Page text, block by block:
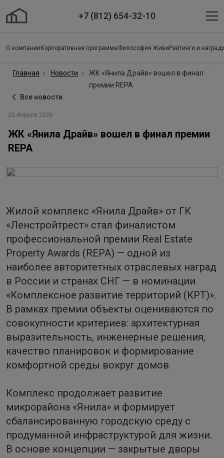
+7 (812) 654-32-10
О компании Корпоративная программаФилософия Живи Рейтинги и
Главная Новости
ЖК «Янила Драйв» вошел в финал
премии REPA
Все новости
20 Апреля 2026
ЖК «Янила Драйв» вошел в финал премии
REPA
Жилой комплекс «Янила Драйв» от ГК
«Ленстройтрест» стал финалистом
профессиональной премии Real Estate
Property Awards (REPA) — одной из
наиболее авторитетных отраслевых наград
в России и странах СНГ — в номинации
«Комплексное развитие территорий (КРТ)».
В рамках премии объекты оцениваются по
совокупности критериев: архитектурная
выразительность, инженерные решения,
качество планировок и формирование
комфортной среды вокруг домов.
Комплекс продолжает развитие
микрорайона «Янила» и формирует
сбалансированную городскую среду с
продуманной инфраструктурой для жизни.
В основе концепции — закрытые дворы